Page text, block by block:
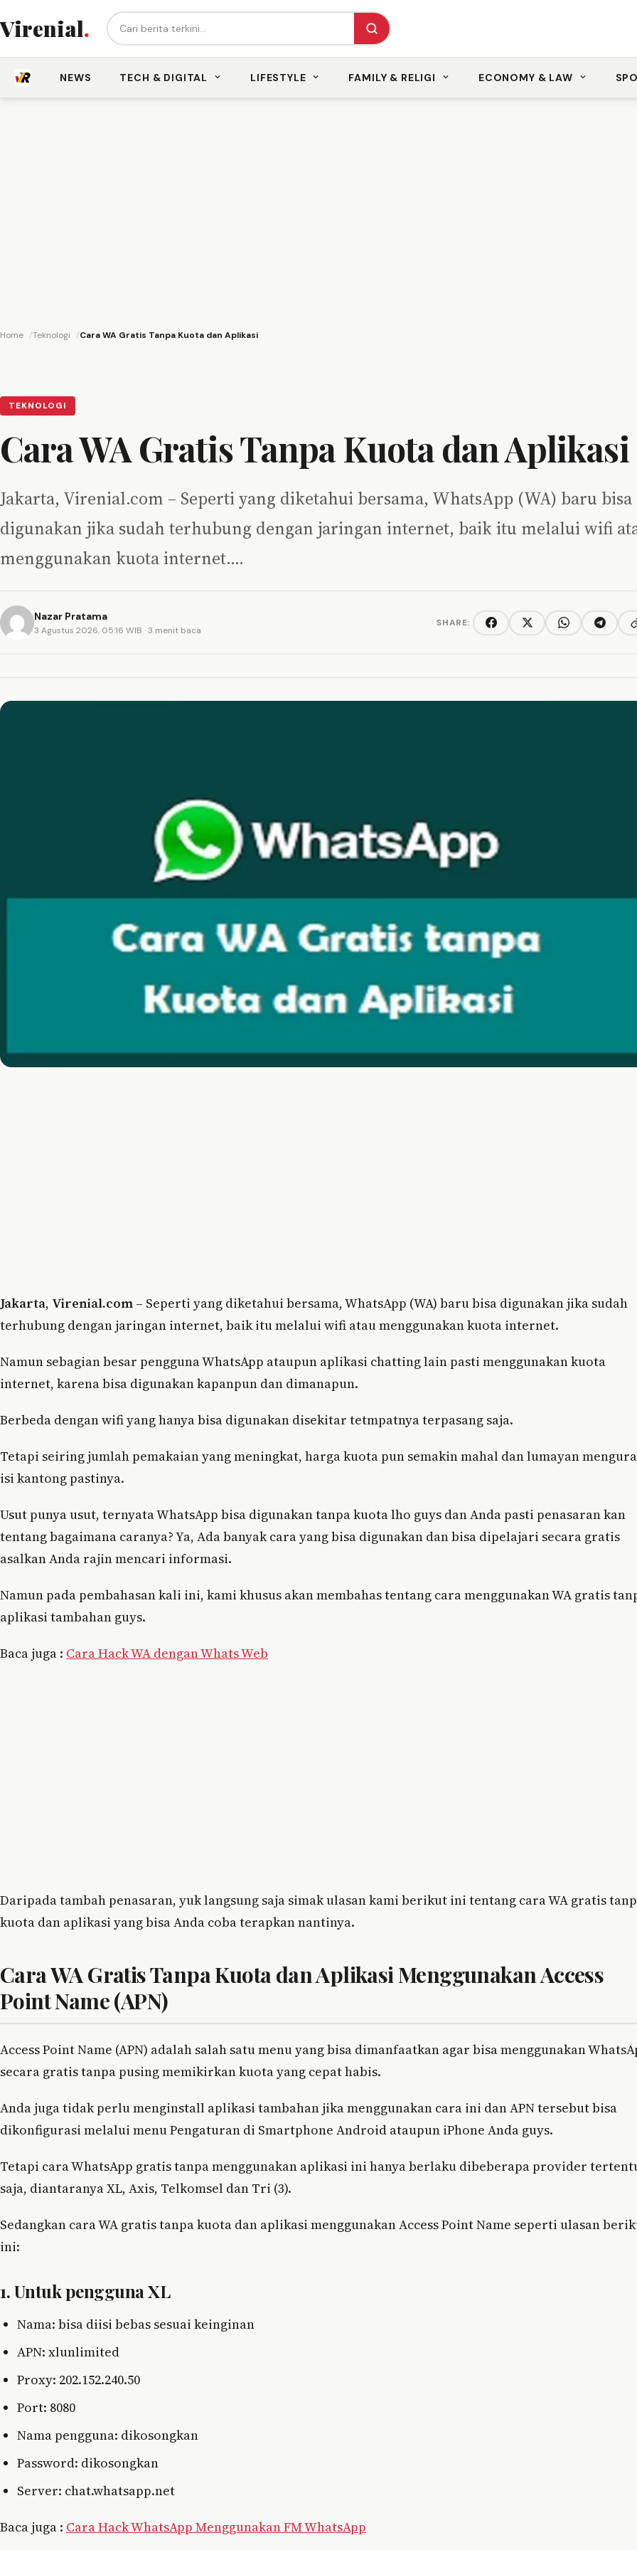
Virenial. Cari berita...
NEWS TECH & DIGITAL LIFESTYLE FAMILY & RELIGI ECONOMY & LAW
Home Teknologi Cara WA Gratis Tanpa Kuota dan Aplikasi
TEKNOLOGI
Cara WA Gratis Tanpa Kuota dan Aplikasi
Jakarta, Virenial.com – Seperti yang diketahui bersama, WhatsApp (WA) baru bisa
digunakan jika sudah terhubung dengan jaringan internet, baik itu melalui wifi
menggunakan kuota internet.…
Nazar Pratama
3 Agustus 2026, 05:16 WIB · 3 menit baca
SHARE: FacebookTwitter/XWhatsAppTelegram
Jakarta, Virenial.com – Seperti yang diketahui bersama, WhatsApp (WA) baru bisa digunakan jika sudah
terhubung dengan jaringan internet, baik itu melalui wifi atau menggunakan kuota internet.
Namun sebagian besar pengguna WhatsApp ataupun aplikasi chatting lain pasti menggunakan kuota
internet, karena bisa digunakan kapanpun dan dimanapun.
Berbeda dengan wifi yang hanya bisa digunakan disekitar tetmpatnya terpasang saja.
Tetapi seiring jumlah pemakaian yang meningkat, harga kuota pun semakin mahal dan lumayan
isi kantong pastinya.
Usut punya usut, ternyata WhatsApp bisa digunakan tanpa kuota lho guys dan Anda pasti penasaran kan
tentang bagaimana caranya? Ya, Ada banyak cara yang bisa digunakan dan bisa dipelajari secara gratis
asalkan Anda rajin mencari informasi.
Namun pada pembahasan kali ini, kami khusus akan membahas tentang cara menggunakan WA gratis
aplikasi tambahan guys.
Baca juga : Cara Hack WA dengan Whats Web
Daripada tambah penasaran, yuk langsung saja simak ulasan kami berikut ini tentang cara WA gratis
kuota dan aplikasi yang bisa Anda coba terapkan nantinya.
Cara WA Gratis Tanpa Kuota dan Aplikasi Menggunakan Access
Point Name (APN)
Access Point Name (APN) adalah salah satu menu yang bisa dimanfaatkan agar bisa menggunakan
secara gratis tanpa pusing memikirkan kuota yang cepat habis.
Anda juga tidak perlu menginstall aplikasi tambahan jika menggunakan cara ini dan APN tersebut bisa
dikonfigurasi melalui menu Pengaturan di Smartphone Android ataupun iPhone Anda guys.
Tetapi cara WhatsApp gratis tanpa menggunakan aplikasi ini hanya berlaku dibeberapa provider
saja, diantaranya XL, Axis, Telkomsel dan Tri (3).
Sedangkan cara WA gratis tanpa kuota dan aplikasi menggunakan Access Point Name seperti ulasan
ini:
1. Untuk pengguna XL
Nama: bisa diisi bebas sesuai keinginan
APN: xlunlimited
Proxy: 202.152.240.50
Port: 8080
Nama pengguna: dikosongkan
Password: dikosongkan
Server: chat.whatsapp.net
Baca juga : Cara Hack WhatsApp Menggunakan FM WhatsApp